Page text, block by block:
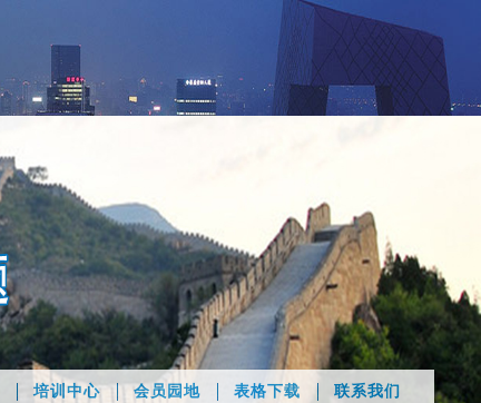
培训中心 会员园地 表格下载 联系我们